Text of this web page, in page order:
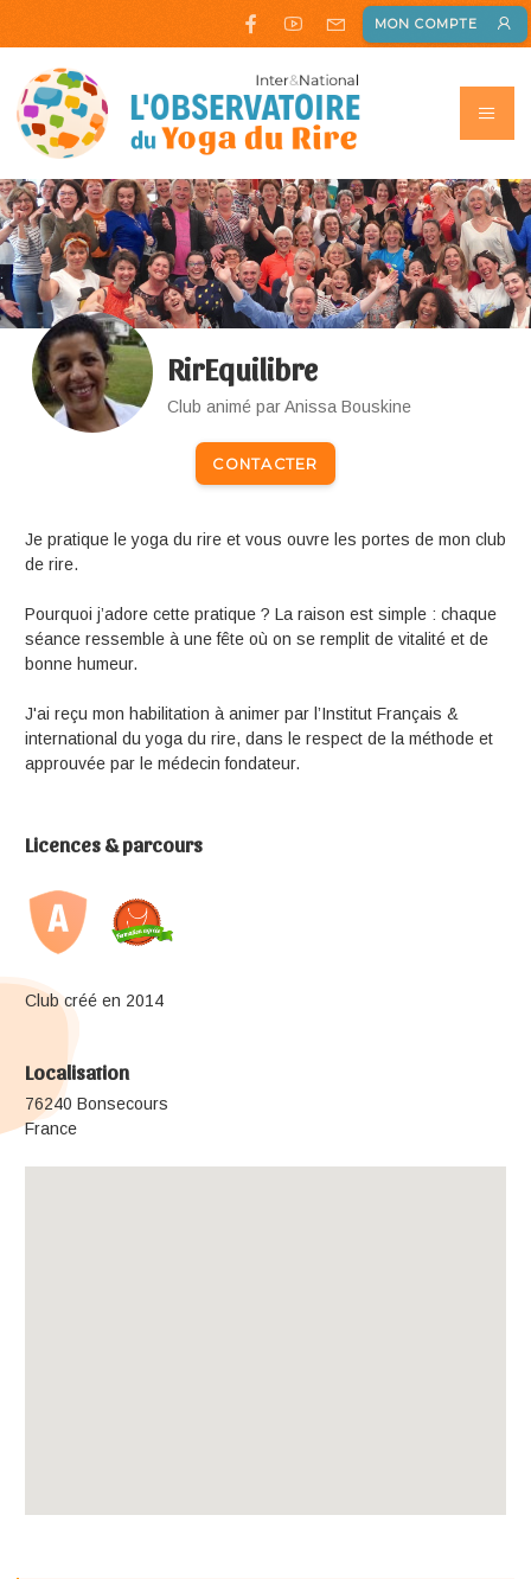
MON COMPTE
RirEquilibre
Club animé par Anissa Bouskine
CONTACTER
Je pratique le yoga du rire et vous ouvre les portes de mon club
de rire.
Pourquoi j’adore cette pratique ? La raison est simple : chaque
séance ressemble à une fête où on se remplit de vitalité et de
bonne humeur.
J'ai reçu mon habilitation à animer par l’Institut Français &
international du yoga du rire, dans le respect de la méthode et
approuvée par le médecin fondateur.
Licences & parcours
Club créé en 2014
Localisation
76240 Bonsecours
France